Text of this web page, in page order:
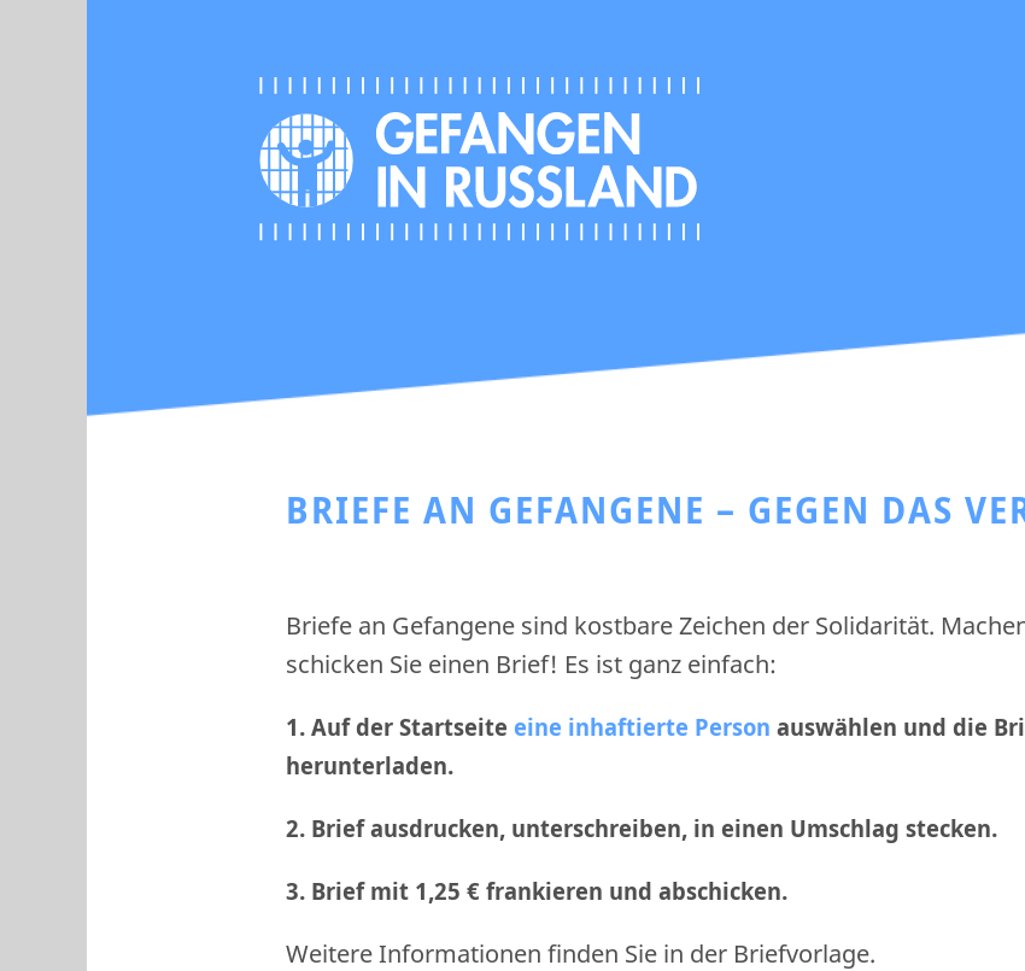
BRIEFE AN GEFANGENE – GEGEN DAS
Briefe an Gefangene sind kostbare Zeichen der Solidarität.
schicken Sie einen Brief! Es ist ganz einfach:
1. Auf der Startseite eine inhaftierte Person auswählen und die
herunterladen.
2. Brief ausdrucken, unterschreiben, in einen Umschlag stecken.
3. Brief mit 1,25 € frankieren und abschicken.
Weitere Informationen finden Sie in der Briefvorlage.